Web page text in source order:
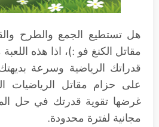
هل تستطيع الجمع والطرح
مقاتل الكنغ فو :)، اذا هذه
قدراتك الرياضية وسرعة
على حزام مقاتل الرياضيات
غرضها تقوية قدرتك في حل
مجانية لفترة محدودة.